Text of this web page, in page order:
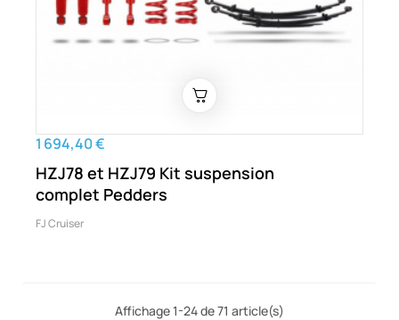
1 694,40 €
HZJ78 et HZJ79 Kit suspension
complet Pedders
FJ Cruiser
Affichage 1-24 de 71 article(s)